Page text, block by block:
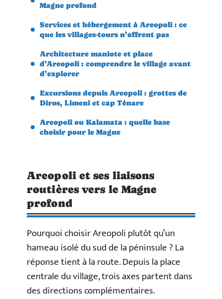
Magne profond
Services et hébergement à Areopoli : ce
que les villages-tours n’offrent pas
Architecture maniote et place
d’Areopoli : comprendre le village avant
d’explorer
Excursions depuis Areopoli : grottes de
Diros, Limeni et cap Ténare
Areopoli ou Kalamata : quelle base
choisir pour le Magne
Areopoli et ses liaisons
routières vers le Magne
profond
Pourquoi choisir Areopoli plutôt qu’un
hameau isolé du sud de la péninsule ? La
réponse tient à la route. Depuis la place
centrale du village, trois axes partent dans
des directions complémentaires.